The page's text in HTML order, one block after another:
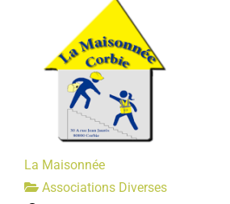
La Maisonnée
Associations Diverses